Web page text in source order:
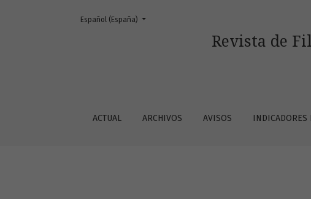
Afinidades mesoamericanas del mito
Revista de
ACTUAL ARCHIVOS AVISOS
Cambiar el idioma. El actual es:
Español (España)